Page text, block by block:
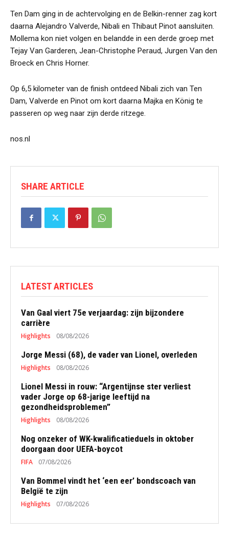
Ten Dam ging in de achtervolging en de Belkin-renner zag kort
daarna Alejandro Valverde, Nibali en Thibaut Pinot aansluiten.
Mollema kon niet volgen en belandde in een derde groep met
Tejay Van Garderen, Jean-Christophe Peraud, Jurgen Van den
Broeck en Chris Horner.
Op 6,5 kilometer van de finish ontdeed Nibali zich van Ten
Dam, Valverde en Pinot om kort daarna Majka en König te
passeren op weg naar zijn derde ritzege.
nos.nl
SHARE ARTICLE
LATEST ARTICLES
Van Gaal viert 75e verjaardag: zijn bijzondere
carrière
Highlights 08/08/2026
Jorge Messi (68), de vader van Lionel, overleden
Highlights 08/08/2026
Lionel Messi in rouw: “Argentijnse ster verliest
vader Jorge op 68-jarige leeftijd na
gezondheidsproblemen”
Highlights 08/08/2026
Nog onzeker of WK-kwalificatieduels in oktober
doorgaan door UEFA-boycot
FIFA 07/08/2026
Van Bommel vindt het ‘een eer’ bondscoach van
België te zijn
Highlights 07/08/2026